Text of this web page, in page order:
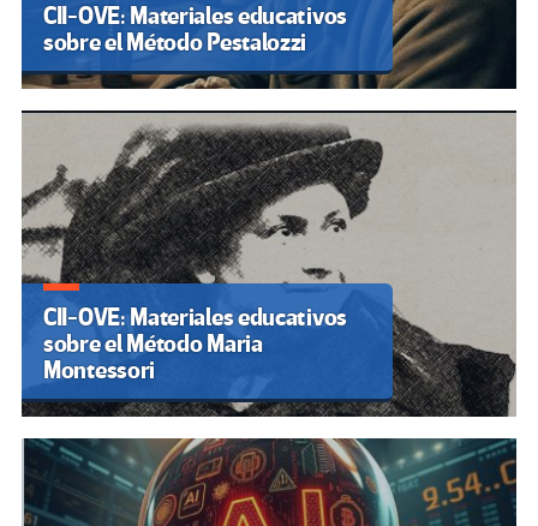
CII-OVE: Materiales educativos
sobre el Método Pestalozzi
CII-OVE: Materiales educativos
sobre el Método Maria
Montessori